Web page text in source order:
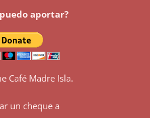
aportar?
Café Madre Isla.
un cheque a